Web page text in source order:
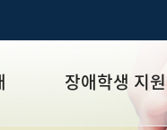
장애학생 지원